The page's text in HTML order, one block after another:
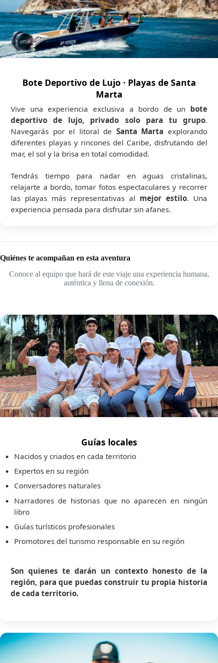
Bote Deportivo de Lujo · Playas de Santa
Marta
Vive una experiencia exclusiva a bordo de un bote
deportivo de lujo, privado solo para tu grupo.
Navegarás por el litoral de Santa Marta explorando
diferentes playas y rincones del Caribe, disfrutando del
mar, el sol y la brisa en total comodidad.
Tendrás tiempo para nadar en aguas cristalinas,
relajarte a bordo, tomar fotos espectaculares y recorrer
las playas más representativas al mejor estilo. Una
experiencia pensada para disfrutar sin afanes.
Quiénes te acompañan en esta aventura
Conoce al equipo que hará de este viaje una experiencia humana,
auténtica y llena de conexión.
Guías locales
Nacidos y criados en cada territorio
Expertos en su región
Conversadores naturales
Narradores de historias que no aparecen en ningún
libro
Guías turísticos profesionales
Promotores del turismo responsable en su región
Son quienes te darán un contexto honesto de la
región, para que puedas construir tu propia historia
de cada territorio.